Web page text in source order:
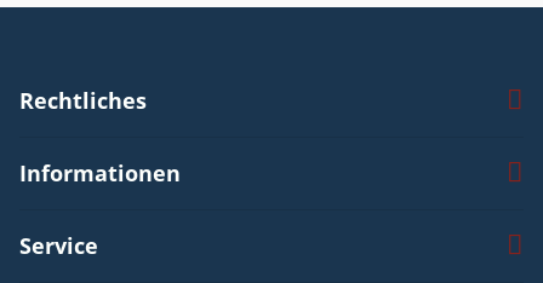
Rechtliches
Informationen
Service